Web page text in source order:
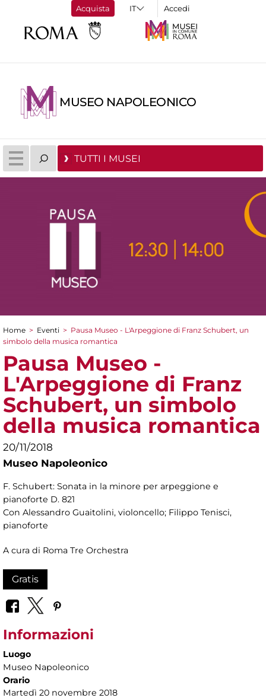
Acquista Accedi
MUSEO NAPOLEONICO
TUTTI I MUSEI
Tu sei qui
Home > Eventi > Pausa Museo - L'Arpeggione di Franz Schubert, un
simbolo della musica romantica
Pausa Museo -
L'Arpeggione di Franz
Schubert, un simbolo
della musica romantica
20/11/2018
Museo Napoleonico
F. Schubert: Sonata in la minore per arpeggione e
pianoforte D. 821
Con Alessandro Guaitolini, violoncello; Filippo Tenisci,
pianoforte
A cura di Roma Tre Orchestra
Gratis
Informazioni
Luogo
Museo Napoleonico
Orario
Martedì 20 novembre 2018